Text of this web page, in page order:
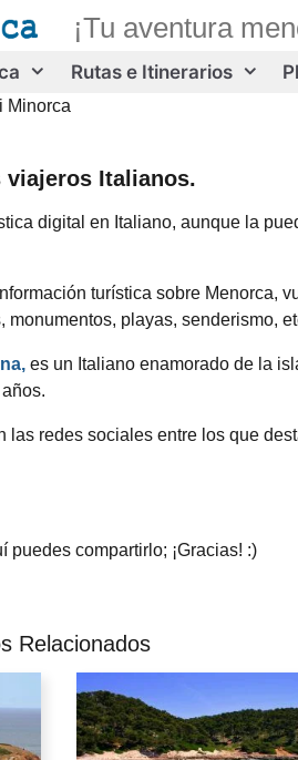
¡Tu aventura
Rutas e Itinerarios
Minorca
viajeros Italianos.
digital en Italiano, aunque la
turística sobre Menorca,
playas, senderismo,
es un Italiano enamorado de la
las redes sociales entre los que
puedes compartirlo; ¡Gracias! :)
Relacionados